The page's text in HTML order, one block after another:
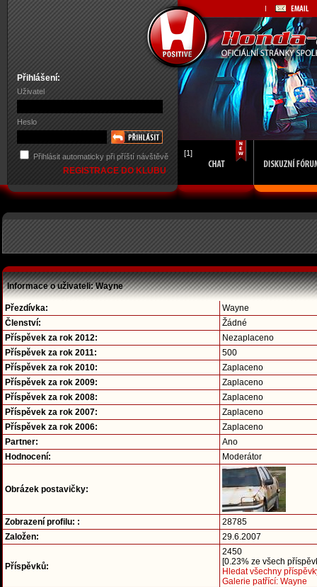
Přihlášení:
Uživatel
Heslo
Přihlásit automaticky při příští návštěvě
REGISTRACE DO KLUBU
[1]
Informace o uživateli: Wayne
Přezdívka:
Wayne
Členství:
Žádné
Příspěvek za rok 2012:
Nezaplaceno
Příspěvek za rok 2011:
500
Příspěvek za rok 2010:
Zaplaceno
Příspěvek za rok 2009:
Zaplaceno
Příspěvek za rok 2008:
Zaplaceno
Příspěvek za rok 2007:
Zaplaceno
Příspěvek za rok 2006:
Zaplaceno
Partner:
Ano
Hodnocení:
Moderátor
Obrázek postavičky:
Zobrazení profilu: :
28785
Založen:
29.6.2007
Příspěvků:
2450
[0.23% ze všech
Hledat všechny
Galerie patřící: Wayne